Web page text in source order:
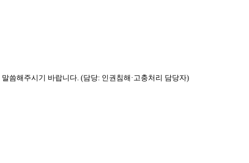
씀해주시기 바랍니다. (담당: 인권침해·고충처리 담당자)